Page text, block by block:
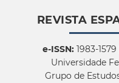
REVISTA
e-ISSN:1983-1579 |
Universidade
Grupo de